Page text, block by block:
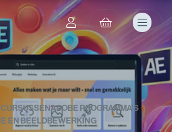
ADOBE PROGRAMMA'S
EN BEELDBEWERKING